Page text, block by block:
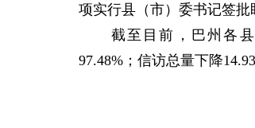
项实行县（市）委书记签批
截至目前，巴州各县(
97.48%；信访总量下降